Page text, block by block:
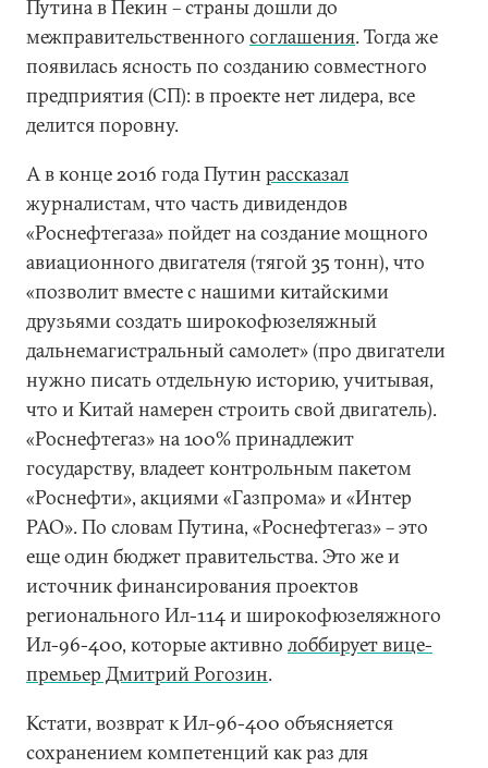
Путина в Пекин – страны дошли до
межправительственного соглашения. Тогда же
появилась ясность по созданию совместного
предприятия (СП): в проекте нет лидера, все
делится поровну.
А в конце 2016 года Путин рассказал
журналистам, что часть дивидендов
«Роснефтегаза» пойдет на создание мощного
авиационного двигателя (тягой 35 тонн), что
«позволит вместе с нашими китайскими
друзьями создать широкофюзеляжный
дальнемагистральный самолет» (про двигатели
нужно писать отдельную историю, учитывая,
что и Китай намерен строить свой двигатель).
«Роснефтегаз» на 100% принадлежит
государству, владеет контрольным пакетом
«Роснефти», акциями «Газпрома» и «Интер
РАО». По словам Путина, «Роснефтегаз» – это
еще один бюджет правительства. Это же и
источник финансирования проектов
регионального Ил-114 и широкофюзеляжного
Ил-96-400, которые активно лоббирует вице-
премьер Дмитрий Рогозин.
Кстати, возврат к Ил-96-400 объясняется
сохранением компетенций как раз для